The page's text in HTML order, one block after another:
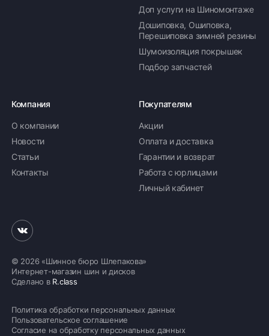
Доп услуги на Шиномонтаже
Дошиповка, Ошиповка,
Перешиповка зимней резины
Шумоизоляция покрышек
Подбор запчастей
Компания
О компании
Новости
Статьи
Контакты
Покупателям
Акции
Оплата и доставка
Гарантии и возврат
Работа с юрлицами
Личный кабинет
© 2026 «Шинное бюро Шлепакова»
Интернет-магазин шин и дисков
Сделано в R.class
Политика обработки персональных данных
Пользовательское соглашение
Согласие на обработку персональных данных